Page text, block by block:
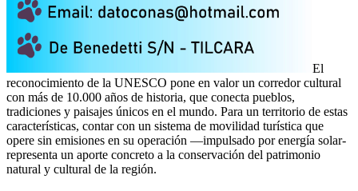
El
reconocimiento de la UNESCO pone en valor un corredor cultural
con más de 10.000 años de historia, que conecta pueblos,
tradiciones y paisajes únicos en el mundo. Para un territorio de estas
características, contar con un sistema de movilidad turística que
opere sin emisiones en su operación —impulsado por energía solar-
representa un aporte concreto a la conservación del patrimonio
natural y cultural de la región.